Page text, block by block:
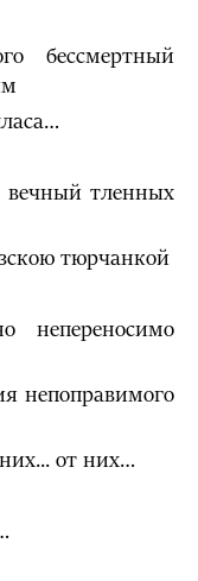
бессмертный
тленных
тюрчанкой
непереносимо
непоправимого
от них…